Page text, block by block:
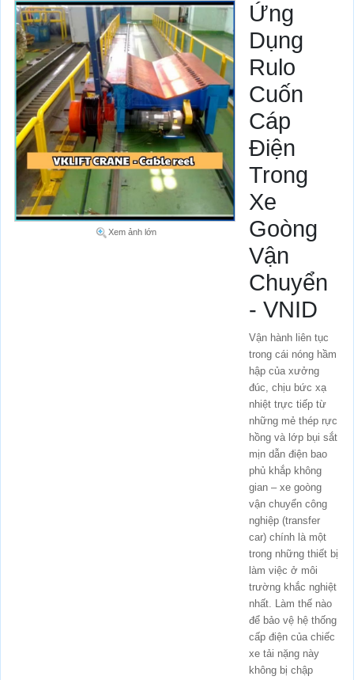
Xem ảnh lớn
Ứng
Dụng
Rulo
Cuốn
Cáp
Điện
Trong
Xe
Goòng
Vận
Chuyển
- VNID
Vận hành liên tục
trong cái nóng hầm
hập của xưởng
đúc, chịu bức xạ
nhiệt trực tiếp từ
những mẻ thép rực
hồng và lớp bụi sắt
mịn dẫn điện bao
phủ khắp không
gian – xe goòng
vận chuyển công
nghiệp (transfer
car) chính là một
trong những thiết bị
làm việc ở môi
trường khắc nghiệt
nhất. Làm thế nào
để bảo vệ hệ thống
cấp điện của chiếc
xe tải nặng này
không bị chập